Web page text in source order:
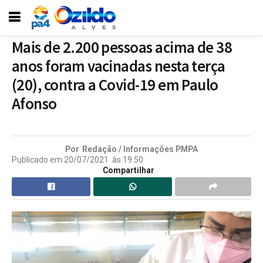
Mais de 2.200 pessoas acima de 38
anos foram vacinadas nesta terça
(20), contra a Covid-19 em Paulo
Afonso
Por Redação / Informações PMPA
Publicado em 20/07/2021 às 19:50
Compartilhar